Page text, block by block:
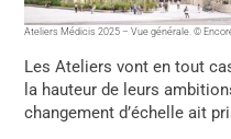
Ateliers Médicis 2025 – Vue générale. ©
Les Ateliers vont en tout
la hauteur de leurs
changement d’échelle ait